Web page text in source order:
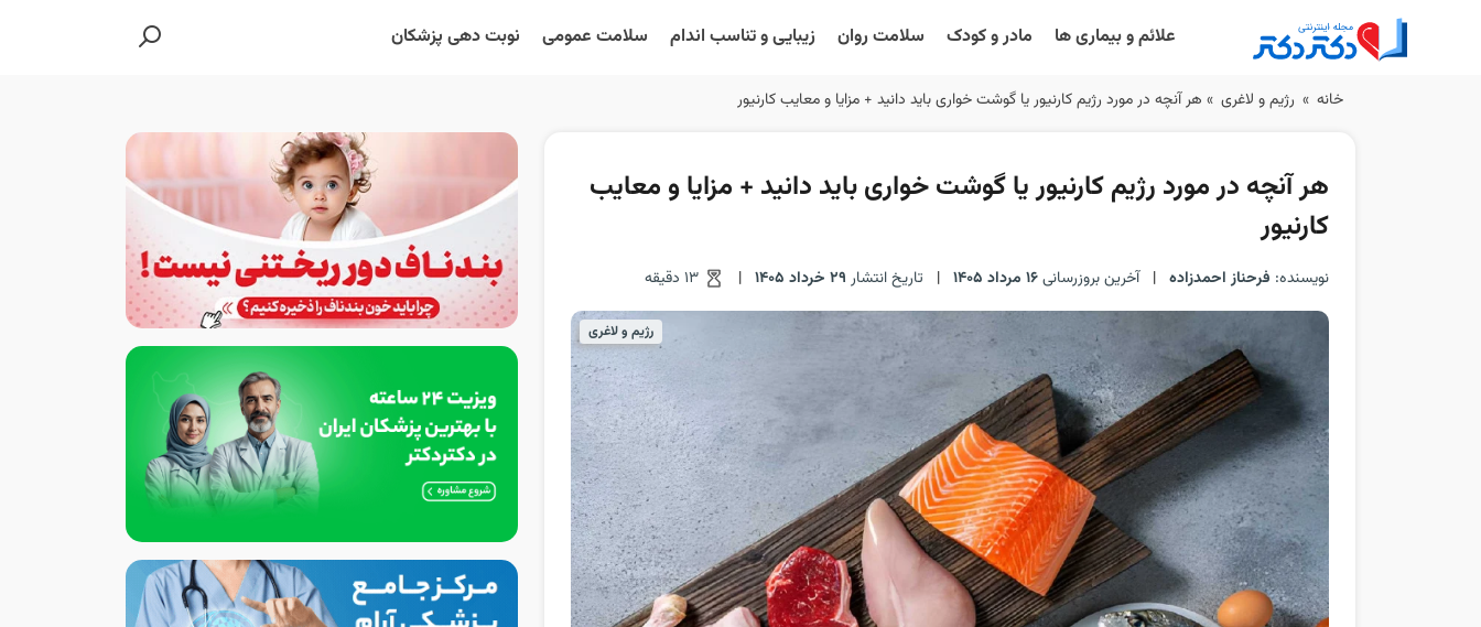
علائم و بیماری ها مادر و کودک سلامت روان زیبایی و تناسب اندام سلامت عمومی نوبت دهی پزشکان
خانه » رژیم و لاغری » هر آنچه در مورد رژیم کارنیور یا گوشت خواری باید دانید + مزایا و معایب کارنیور
هر آنچه در مورد رژیم کارنیور یا گوشت خواری باید دانید + مزایا و معایب
کارنیور
نویسنده: فرحناز احمدزاده | آخرین بروزرسانی16 مرداد 1405 | تاریخ انتشار 29 خرداد 1405 |
رژیم و لاغری